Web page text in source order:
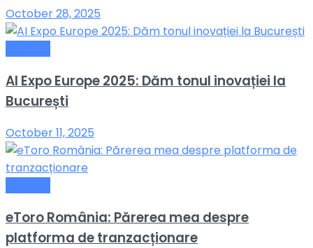
October 28, 2025
AI Expo Europe 2025: Dăm tonul inovației la
București
October 11, 2025
eToro România: Părerea mea despre
platforma de tranzacționare